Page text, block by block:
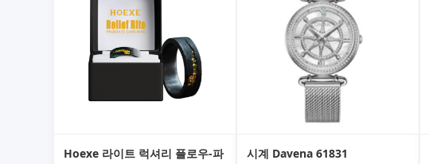
Hoexe 라이트 럭셔리 플로우-파
시계 Davena 61831